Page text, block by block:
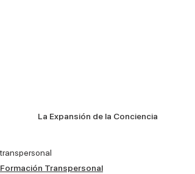
La Expansión de la Conciencia
transpersonal
Formación Transpersonal